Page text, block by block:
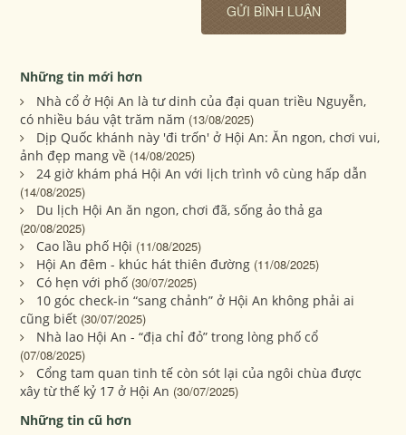
Những tin mới hơn
Nhà cổ ở Hội An là tư dinh của đại quan triều Nguyễn,
có nhiều báu vật trăm năm (13/08/2025)
Dịp Quốc khánh này 'đi trốn' ở Hội An: Ăn ngon, chơi vui,
ảnh đẹp mang về (14/08/2025)
24 giờ khám phá Hội An với lịch trình vô cùng hấp dẫn
(14/08/2025)
Du lịch Hội An ăn ngon, chơi đã, sống ảo thả ga
(20/08/2025)
Cao lầu phố Hội (11/08/2025)
Hội An đêm - khúc hát thiên đường (11/08/2025)
Có hẹn với phố (30/07/2025)
10 góc check-in “sang chảnh” ở Hội An không phải ai
cũng biết (30/07/2025)
Nhà lao Hội An - “địa chỉ đỏ” trong lòng phố cổ
(07/08/2025)
Cổng tam quan tinh tế còn sót lại của ngôi chùa được
xây từ thế kỷ 17 ở Hội An (30/07/2025)
Những tin cũ hơn